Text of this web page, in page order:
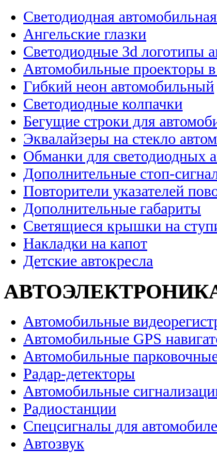
Светодиодная
Ангельские глазки
Светодиодные 3d логотипы
Автомобильные проекторы
Гибкий неон автомобильный
Светодиодные колпачки
Бегущие строки для
Эквалайзеры на стекло
Обманки для светодиодных
Дополнительные стоп-
Повторители указателей
Дополнительные габариты
Светящиеся крышки на
Накладки на капот
Детские автокресла
Автомобильные
Автомобильные GPS
Автомобильные
Радар-детекторы
Автомобильные
Радиостанции
Спецсигналы для
Автозвук